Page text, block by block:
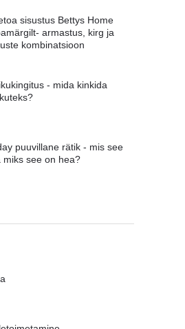
sisustus Bettys Home
armastus, kirg ja
kombinatsioon
- mida kinkida
puuvillane rätik - mis see
miks see on hea?